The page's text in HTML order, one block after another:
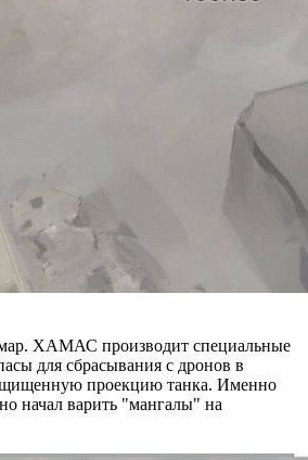
ХАМАС производит специальные
для сбрасывания с дронов в
проекцию танка. Именно
начал варить "мангалы" на